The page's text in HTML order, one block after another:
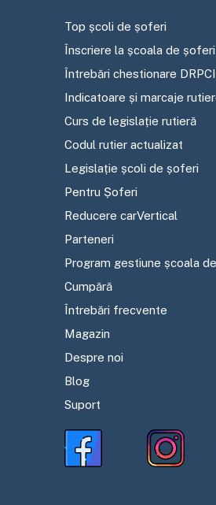
Top școli de șoferi
Înscriere la școala de șoferi
Întrebări chestionare
Indicatoare și marcaje
Curs de legislație rutieră
Codul rutier actualizat
Legislație școli de șoferi
Pentru Șoferi
Reducere carVertical
Parteneri
Program gestiune școala
Cumpără
Întrebări frecvente
Magazin
Despre noi
Blog
Suport